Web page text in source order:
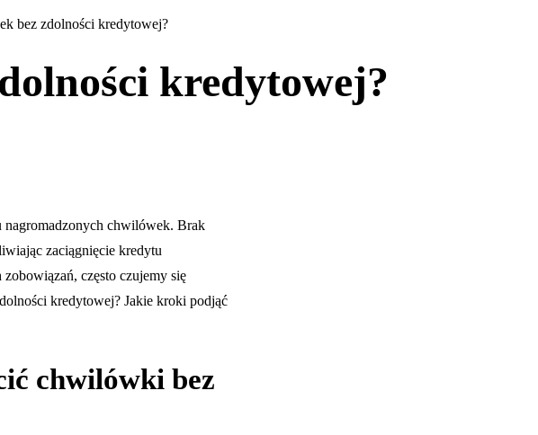
bez zdolności kredytowej?
kredytowej?
chwilówek. Brak
zaciągnięcie kredytu
często czujemy się
kredytowej? Jakie kroki podjąć
chwilówki bez